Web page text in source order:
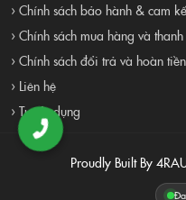
› Chính sách bảo hành & cam
› Chính sách mua hàng và
› Chính sách đổi trả và hoàn tiền
› Liên hệ
› Tuyển dụng
Proudly Built By